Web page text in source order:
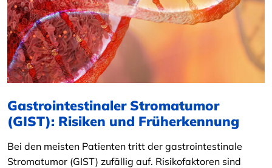
Gastrointestinaler Stromatumor
(GIST): Risiken und Früherkennung
Bei den meisten Patienten tritt der gastrointestinale
Stromatumor (GIST) zufällig auf. Risikofaktoren sind